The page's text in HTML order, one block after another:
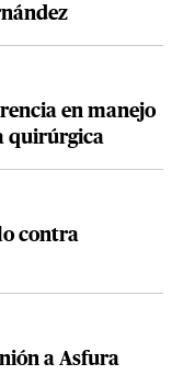
en manejo
quirúrgica
contra
a Asfura